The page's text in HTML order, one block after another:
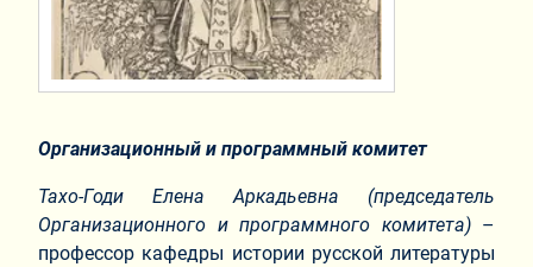
Организационный и программный комитет
Тахо-Годи Елена Аркадьевна (председатель
Организационного и программного комитета) –
профессор кафедры истории русской литературы